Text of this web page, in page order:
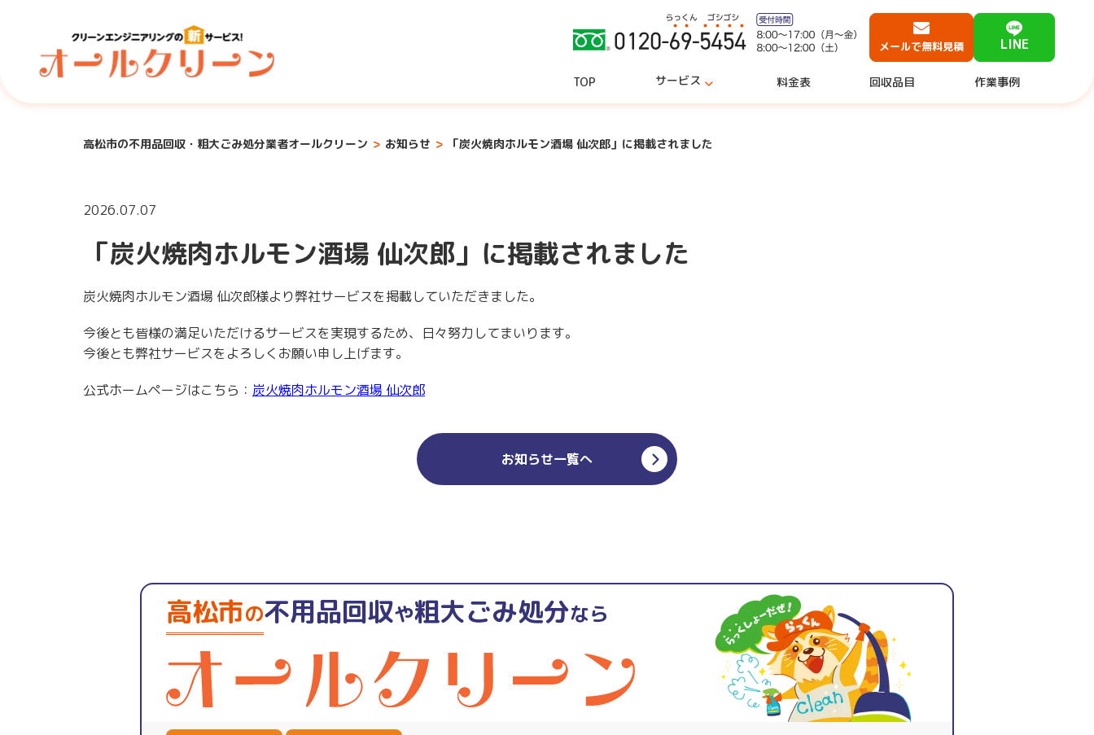
メールで無料見積 LINE
TOP サービス 料金表 回収品目 作業事例
高松市の不用品回収・粗大ごみ処分業者オールクリーン お知らせ 「炭火焼肉ホルモン酒場 仙次郎」に掲載されました
2026.07.07
「炭火焼肉ホルモン酒場 仙次郎」に掲載されました
炭火焼肉ホルモン酒場 仙次郎様より弊社サービスを掲載していただきました。
今後とも皆様の満足いただけるサービスを実現するため、日々努力してまいります。
今後とも弊社サービスをよろしくお願い申し上げます。
公式ホームページはこちら： 炭火焼肉ホルモン酒場 仙次郎
お知らせ一覧へ
高松市の不用品回収や粗大ごみ処分なら